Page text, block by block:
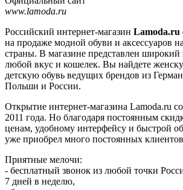
www.lamoda.ru
Российский интернет-магазин Lamoda.ru
на продаже модной обуви и аксессуаров
страны. В магазине представлен широкий
любой вкус и кошелек. Вы найдете
детскую обувь ведущих брендов из
Польши и России.
Открытие интернет-магазина Lamoda.ru
2011 года. Но благодаря постоянным
ценам, удобному интерфейсу и быстрой
уже приобрел много постоянных
Приятные мелочи:
- бесплатный звонок из любой точки
7 дней в неделю,